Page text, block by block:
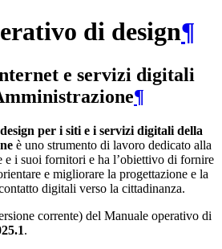
di design¶
e servizi digitali
¶
per i siti e i servizi digitali della
è uno strumento di lavoro dedicato alla
e i suoi fornitori e ha l’obiettivo di fornire
e migliorare la progettazione e la
digitali verso la cittadinanza.
corrente) del Manuale operativo di
.